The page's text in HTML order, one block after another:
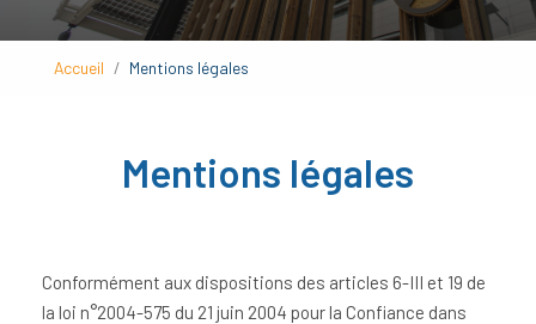
Accueil Mentions légales
Mentions légales
Conformément aux dispositions des articles 6-III et 19 de
la loi n°2004-575 du 21 juin 2004 pour la Confiance dans